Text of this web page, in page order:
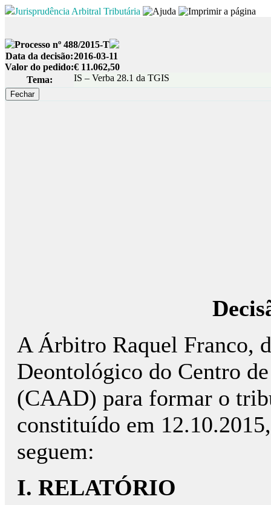
Jurisprudência Arbitral Tributária
Processo nº 488/2015-T
Data da decisão:2016-03-11
Valor do pedido:€ 11.062,50
Tema:
IS – Verba 28.1 da TGIS
A Árbitro Raquel Franco,
Deontológico do Centro
(CAAD) para formar o
constituído em
seguem:
I. RELATÓRIO